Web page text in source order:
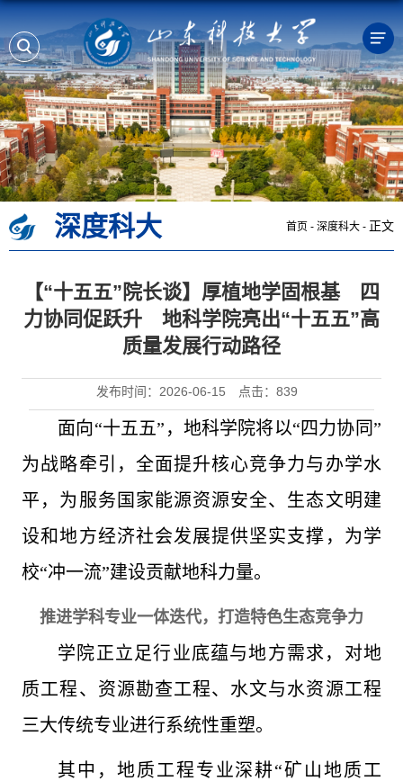
深度科大 首页 - 深度科大 - 正文
【“十五五”院长谈】厚植地学固根基 四
力协同促跃升 地科学院亮出“十五五”高
质量发展行动路径
发布时间：2026-06-15 点击： 839
面向“十五五”，地科学院将以“四力协同”
为战略牵引，全面提升核心竞争力与办学水
平，为服务国家能源资源安全、生态文明建
设和地方经济社会发展提供坚实支撑，为学
校“冲一流”建设贡献地科力量。
推进学科专业一体迭代，打造特色生态竞争力
学院正立足行业底蕴与地方需求，对地
质工程、资源勘查工程、水文与水资源工程
三大传统专业进行系统性重塑。
其中，地质工程专业深耕“矿山地质工